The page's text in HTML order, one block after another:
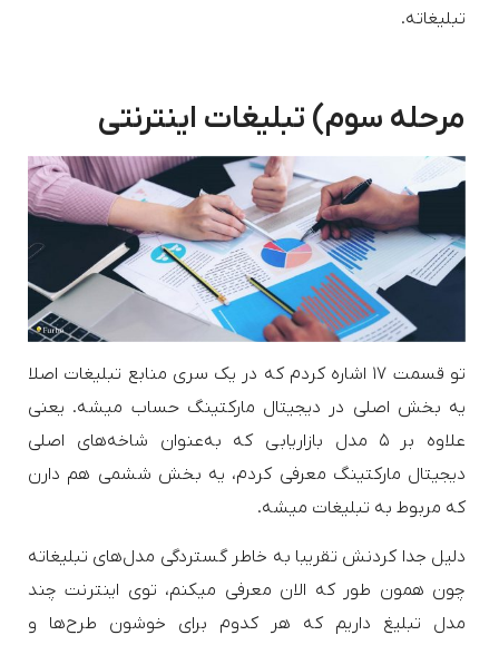
تبلیغاته.
مرحله سوم) تبلیغات اینترنتی
تو قسمت ۱۷ اشاره کردم که در یک سری منابع تبلیغات اصلا
یه بخش اصلی در دیجیتال مارکتینگ حساب میشه. یعنی
علاوه بر ۵ مدل بازاریابی که به‌عنوان شاخه‌های اصلی
دیجیتال مارکتینگ معرفی کردم، یه بخش ششمی هم دارن
که مربوط به تبلیغات میشه.
دلیل جدا کردنش تقریبا به خاطر گستردگی مدل‌های تبلیغاته
چون همون طور که الان معرفی میکنم، توی اینترنت چند
مدل تبلیغ داریم که هر کدوم برای خوشون طرح‌ها و